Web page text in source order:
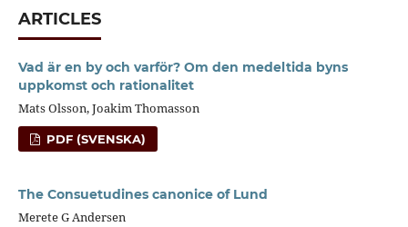
ARTICLES
Vad är en by och varför? Om den medeltida byns
uppkomst och rationalitet
Mats Olsson, Joakim Thomasson
PDF (SVENSKA)
The Consuetudines canonice of Lund
Merete G Andersen